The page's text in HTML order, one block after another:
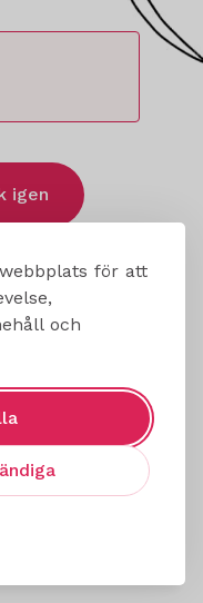
för att
och
igen